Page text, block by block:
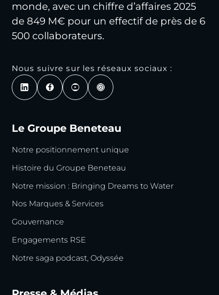
monde, avec un chiffre d’affaires 2025
de 849 M€ pour un effectif de près de 6
500 collaborateurs.
Nous suivre sur les réseaux sociaux :
Le Groupe Beneteau
Notre positionnement unique
Histoire du Groupe Beneteau
Notre mission : Bringing Dreams to Water
Nos Marques & Services
Gouvernance
Engagements RSE
Notre saga podcast, Odyssée